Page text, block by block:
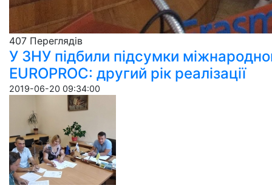
407 Пере­гля­дів
У ЗНУ підбили підсумки
EUROPROC: другий рік реалізації
2019-06-20 09:34:00